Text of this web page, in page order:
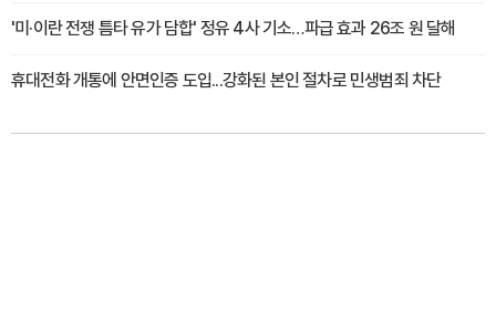
'미·이란 전쟁 틈타 유가 담합' 정유 4사 기소…파급 효과 26조 원 달해
휴대전화 개통에 안면인증 도입...강화된 본인 절차로 민생범죄 차단